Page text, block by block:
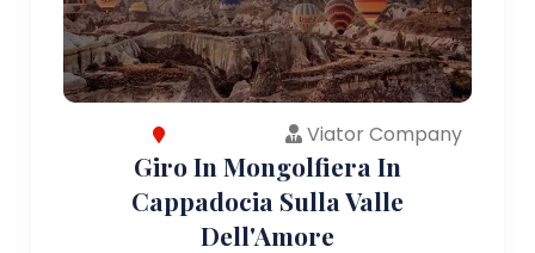
Viator Company
Giro In Mongolfiera In
Cappadocia Sulla Valle
Dell'Amore